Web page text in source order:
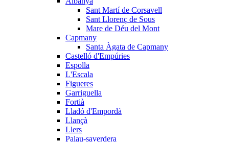
Sant Martí de Corsavell
Sant Llorenç de Sous
Mare de Déu del Mont
Capmany
Santa Àgata de Capmany
Castelló d'Empúries
Espolla
L'Escala
Figueres
Garriguella
Fortià
Lladó d'Empordà
Llançà
Llers
Palau-saverdera